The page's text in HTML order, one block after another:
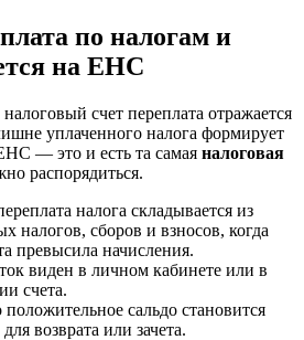
по налогам и
на ЕНС
счет переплата отражается
уплаченного налога формирует
— это и есть та самая налоговая
распорядиться.
налога складывается из
налогов, сборов и взносов, когда
превысила начисления.
виден в личном кабинете или в
счета.
сальдо становится
возврата или зачета.